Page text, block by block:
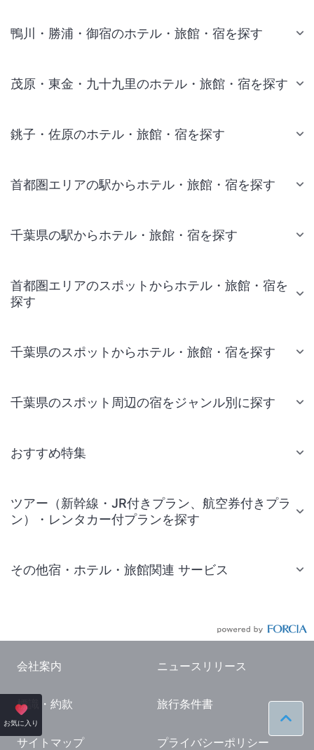
お気に入り ペー
鴨川・勝浦・御宿のホテル・旅館・宿を探す
茂原・東金・九十九里のホテル・旅館・宿を探す
銚子・佐原のホテル・旅館・宿を探す
首都圏エリアの駅からホテル・旅館・宿を探す
千葉県の駅からホテル・旅館・宿を探す
首都圏エリアのスポットからホテル・旅館・宿を
探す
千葉県のスポットからホテル・旅館・宿を探す
千葉県のスポット周辺の宿をジャンル別に探す
おすすめ特集
ツアー（新幹線・JR付きプラン、航空券付きプラ
ン）・レンタカー付プランを探す
その他宿・ホテル・旅館関連 サービス
国内観光ガイド
旅行・観光情報
会社案内 ニュースリリース
標識・約款 旅行条件書
サイトマップ プライバシーポリシー